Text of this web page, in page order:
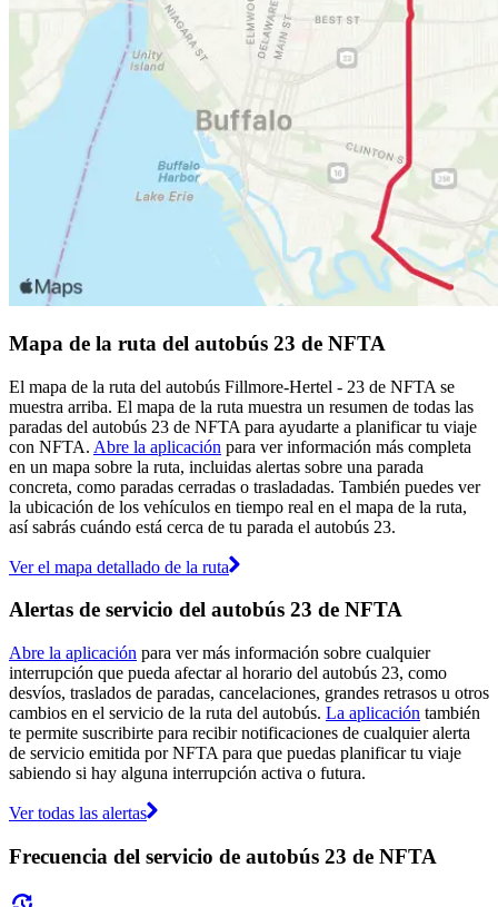
Mapa de la ruta del autobús 23 de NFTA
El mapa de la ruta del autobús Fillmore-Hertel - 23 de NFTA se
muestra arriba. El mapa de la ruta muestra un resumen de todas las
paradas del autobús 23 de NFTA para ayudarte a planificar tu viaje
con NFTA. Abre la aplicación para ver información más completa
en un mapa sobre la ruta, incluidas alertas sobre una parada
concreta, como paradas cerradas o trasladadas. También puedes ver
la ubicación de los vehículos en tiempo real en el mapa de la ruta,
así sabrás cuándo está cerca de tu parada el autobús 23.
Ver el mapa detallado de la ruta
Alertas de servicio del autobús 23 de NFTA
Abre la aplicación para ver más información sobre cualquier
interrupción que pueda afectar al horario del autobús 23, como
desvíos, traslados de paradas, cancelaciones, grandes retrasos u otros
cambios en el servicio de la ruta del autobús. La aplicación también
te permite suscribirte para recibir notificaciones de cualquier alerta
de servicio emitida por NFTA para que puedas planificar tu viaje
sabiendo si hay alguna interrupción activa o futura.
Ver todas las alertas
Frecuencia del servicio de autobús 23 de NFTA